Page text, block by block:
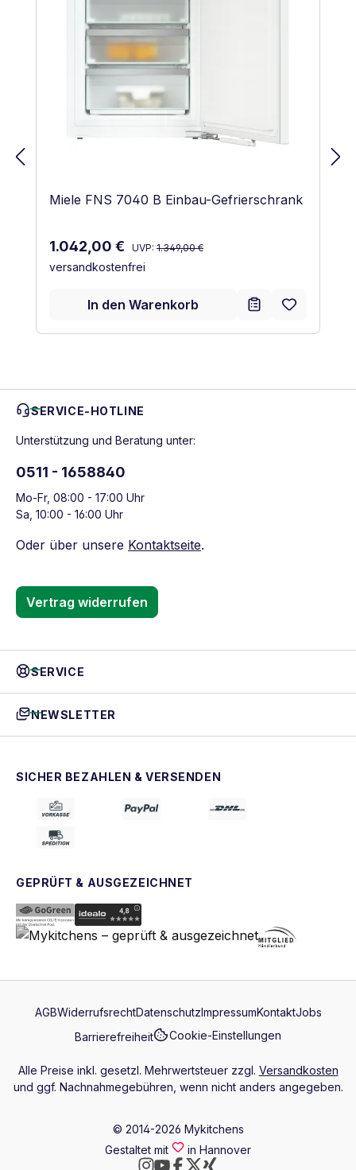
Miele FNS 7040 B Einbau-Gefrierschrank
Verkaufspreis:
1.042,00 € Regulärer Preis:
UVP: 1.349,00 €
versandkostenfrei
In den Warenkorb
SERVICE-HOTLINE
Unterstützung und Beratung unter:
0511 - 1658840
Mo-Fr, 08:00 - 17:00 Uhr
Sa, 10:00 - 16:00 Uhr
Oder über unsere Kontaktseite.
Vertrag widerrufen
SERVICE
NEWSLETTER
SICHER BEZAHLEN & VERSENDEN
GEPRÜFT & AUSGEZEICHNET
AGBWiderrufsrechtDatenschutzImpressumKontaktJobs
Barrierefreiheit
Cookie-Einstellungen
Alle Preise inkl. gesetzl. Mehrwertsteuer zzgl. Versandkosten
und ggf. Nachnahmegebühren, wenn nicht anders angegeben.
© 2014-2026 Mykitchens
Gestaltet mit
in Hannover